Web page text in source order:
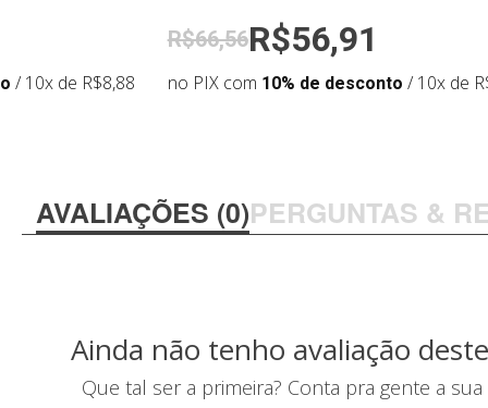
/ 10x de R$8,88
R$66,56R$56,91
no PIX com 10% de desconto / 10x de
AVALIAÇÕES (0)PERGUNTAS &
Ainda não tenho avaliação
Que tal ser a primeira? Conta pra gente a